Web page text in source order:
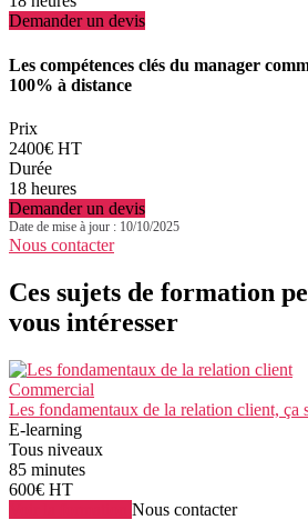
Demander un devis
Les compétences clés du manager
100% à distance
Prix
2400€ HT
Durée
18 heures
Demander un devis
Date de mise à jour : 10/10/2025
Nous contacter
Ces sujets de formation
vous intéresser
Commercial
Les fondamentaux de la relation client, ça
E-learning
Tous niveaux
85 minutes
600€ HT
Nous contacter